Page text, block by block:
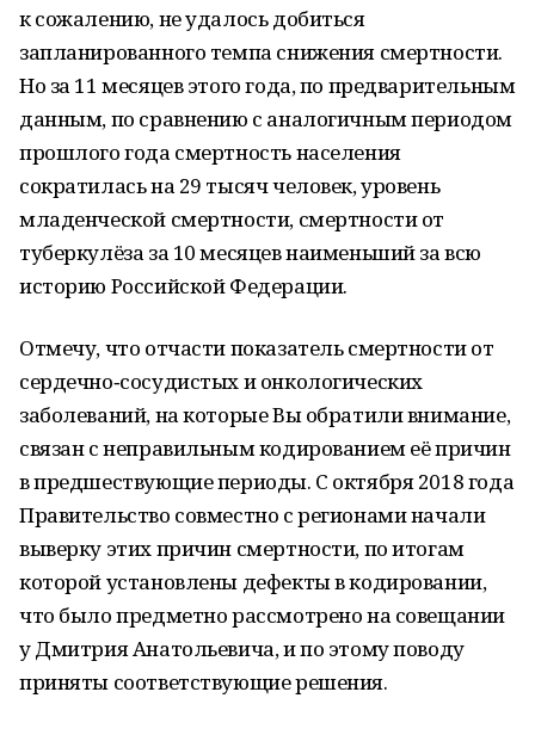
к сожалению, не удалось добиться
запланированного темпа снижения смертности.
Но за 11 месяцев этого года, по предварительным
данным, по сравнению с аналогичным периодом
прошлого года смертность населения
сократилась на 29 тысяч человек, уровень
младенческой смертности, смертности от
туберкулёза за 10 месяцев наименьший за всю
историю Российской Федерации.
Отмечу, что отчасти показатель смертности от
сердечно‑сосудистых и онкологических
заболеваний, на которые Вы обратили внимание,
связан с неправильным кодированием её причин
в предшествующие периоды. С октября 2018 года
Правительство совместно с регионами начали
выверку этих причин смертности, по итогам
которой установлены дефекты в кодировании,
что было предметно рассмотрено на совещании
у Дмитрия Анатольевича, и по этому поводу
приняты соответствующие решения.